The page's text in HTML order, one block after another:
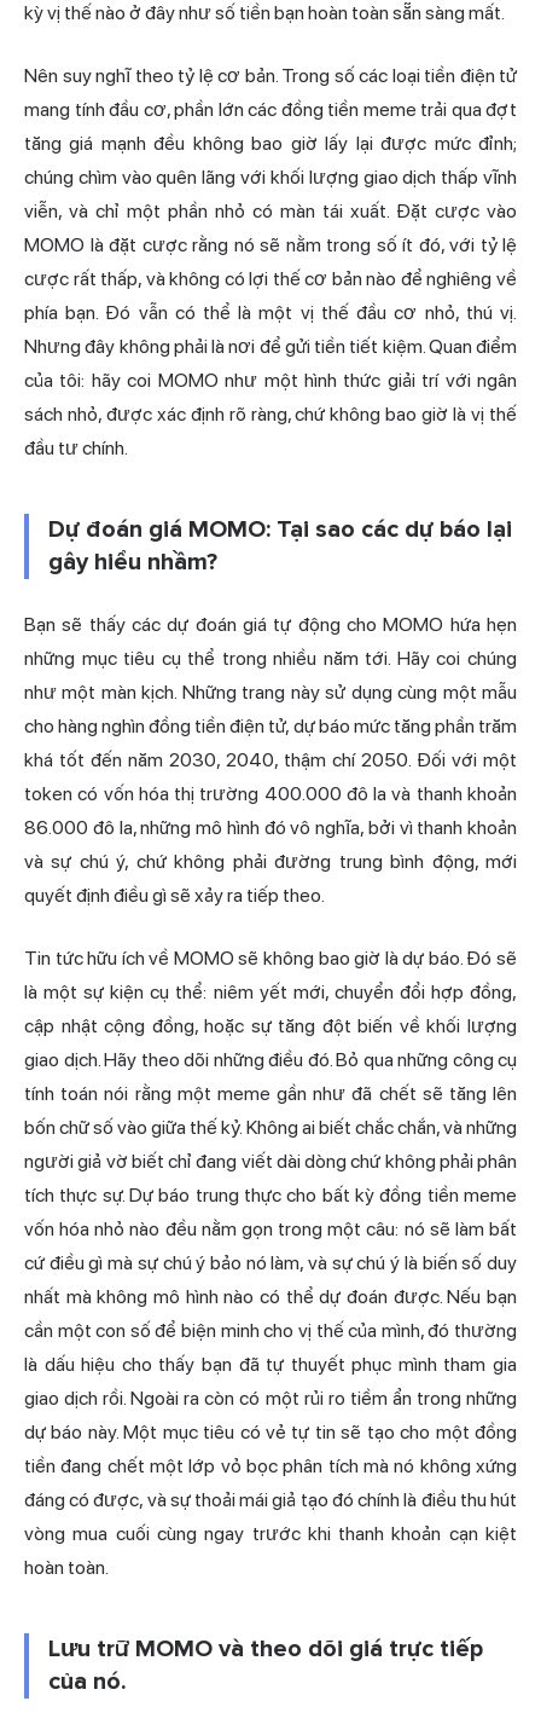
kỳ vị thế nào ở đây như số tiền bạn hoàn toàn sẵn sàng mất.
Nên suy nghĩ theo tỷ lệ cơ bản. Trong số các loại tiền điện tử
mang tính đầu cơ, phần lớn các đồng tiền meme trải qua đợt
tăng giá mạnh đều không bao giờ lấy lại được mức đỉnh;
chúng chìm vào quên lãng với khối lượng giao dịch thấp vĩnh
viễn, và chỉ một phần nhỏ có màn tái xuất. Đặt cược vào
MOMO là đặt cược rằng nó sẽ nằm trong số ít đó, với tỷ lệ
cược rất thấp, và không có lợi thế cơ bản nào để nghiêng về
phía bạn. Đó vẫn có thể là một vị thế đầu cơ nhỏ, thú vị.
Nhưng đây không phải là nơi để gửi tiền tiết kiệm. Quan điểm
của tôi: hãy coi MOMO như một hình thức giải trí với ngân
sách nhỏ, được xác định rõ ràng, chứ không bao giờ là vị thế
đầu tư chính.
Dự đoán giá MOMO: Tại sao các dự báo lại
gây hiểu nhầm?
Bạn sẽ thấy các dự đoán giá tự động cho MOMO hứa hẹn
những mục tiêu cụ thể trong nhiều năm tới. Hãy coi chúng
như một màn kịch. Những trang này sử dụng cùng một mẫu
cho hàng nghìn đồng tiền điện tử, dự báo mức tăng phần trăm
khá tốt đến năm 2030, 2040, thậm chí 2050. Đối với một
token có vốn hóa thị trường 400.000 đô la và thanh khoản
86.000 đô la, những mô hình đó vô nghĩa, bởi vì thanh khoản
và sự chú ý, chứ không phải đường trung bình động, mới
quyết định điều gì sẽ xảy ra tiếp theo.
Tin tức hữu ích về MOMO sẽ không bao giờ là dự báo. Đó sẽ
là một sự kiện cụ thể: niêm yết mới, chuyển đổi hợp đồng,
cập nhật cộng đồng, hoặc sự tăng đột biến về khối lượng
giao dịch. Hãy theo dõi những điều đó. Bỏ qua những công cụ
tính toán nói rằng một meme gần như đã chết sẽ tăng lên
bốn chữ số vào giữa thế kỷ. Không ai biết chắc chắn, và những
người giả vờ biết chỉ đang viết dài dòng chứ không phải phân
tích thực sự. Dự báo trung thực cho bất kỳ đồng tiền meme
vốn hóa nhỏ nào đều nằm gọn trong một câu: nó sẽ làm bất
cứ điều gì mà sự chú ý bảo nó làm, và sự chú ý là biến số duy
nhất mà không mô hình nào có thể dự đoán được. Nếu bạn
cần một con số để biện minh cho vị thế của mình, đó thường
là dấu hiệu cho thấy bạn đã tự thuyết phục mình tham gia
giao dịch rồi. Ngoài ra còn có một rủi ro tiềm ẩn trong những
dự báo này. Một mục tiêu có vẻ tự tin sẽ tạo cho một đồng
tiền đang chết một lớp vỏ bọc phân tích mà nó không xứng
đáng có được, và sự thoải mái giả tạo đó chính là điều thu hút
vòng mua cuối cùng ngay trước khi thanh khoản cạn kiệt
hoàn toàn.
Lưu trữ MOMO và theo dõi giá trực tiếp
của nó.